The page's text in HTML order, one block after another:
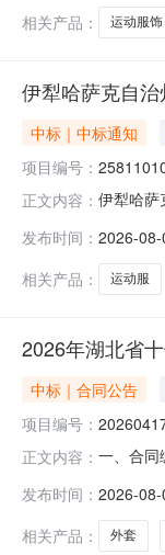
相关产品：
运动服饰
伊犁哈萨克自
中标｜中标通知
项目编号：
正文内容： 伊犁哈萨
目所在行
发布时间： 2026-
相关产品：
运动服
2026年湖北省
中标｜合同公告
项目编号：
正文内容： 一、合同
局联系方
发布时间： 2026-
相关产品：
外套